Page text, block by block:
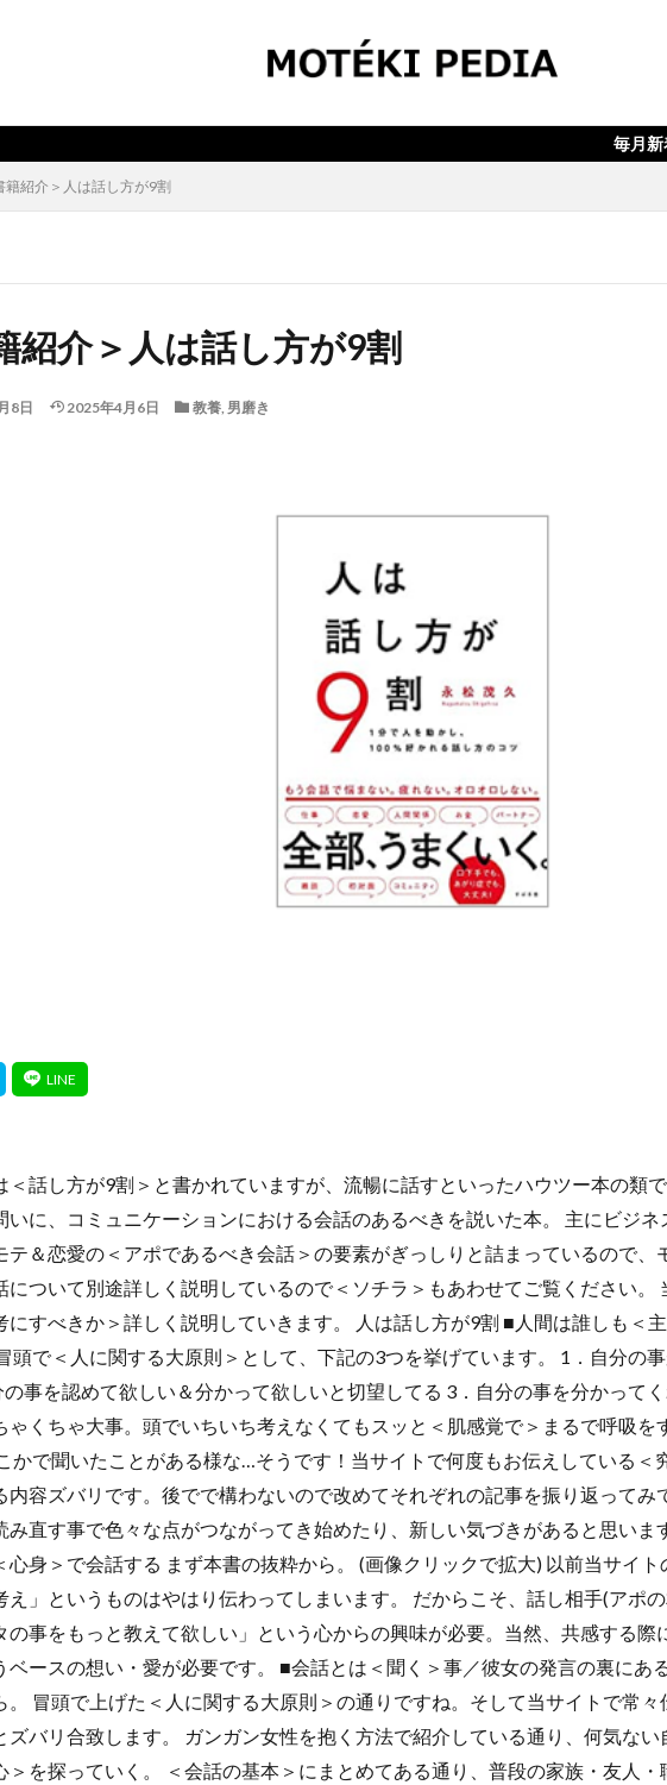
毎月新着記事10
籍紹介＞人は話し方が9割
紹介＞人は話し方が9割
8日 2025年4月6日 教養, 男磨き
＜話し方が9割＞と書かれていますが、流暢に話すといったハウツー本の類
いに、コミュニケーションにおける会話のあるべきを説いた本。 主にビジネ
テ＆恋愛の＜アポであるべき会話＞の要素がぎっしりと詰まっているので、
について別途詳しく説明しているので＜ソチラ＞もあわせてご覧ください。
にすべきか＞詳しく説明していきます。 人は話し方が9割 ■人間は誰しも＜
頭で＜人に関する大原則＞として、下記の3つを挙げています。 1．自分の
の事を認めて欲しい＆分かって欲しいと切望してる 3．自分の事を分かって
ゃくちゃ大事。頭でいちいち考えなくてもスッと＜肌感覚で＞まるで呼吸を
かで聞いたことがある様な…そうです！当サイトで何度もお伝えしている＜
内容ズバリです。後でで構わないので改めてそれぞれの記事を振り返ってみ
み直す事で色々な点がつながってき始めたり、新しい気づきがあると思いま
心身＞で会話する まず本書の抜粋から。 (画像クリックで拡大) 以前当サイ
え」というものはやはり伝わってしまいます。 だからこそ、話し相手(アポ
の事をもっと教えて欲しい」という心からの興味が必要。当然、共感する際
ベースの想い・愛が必要です。 ■会話とは＜聞く＞事／彼女の発言の裏にあ
。 冒頭で上げた＜人に関する大原則＞の通りですね。そして当サイトで常
ズバリ合致します。 ガンガン女性を抱く方法で紹介している通り、何気な
＞を探っていく。 ＜会話の基本＞にまとめてある通り、普段の家族・友人